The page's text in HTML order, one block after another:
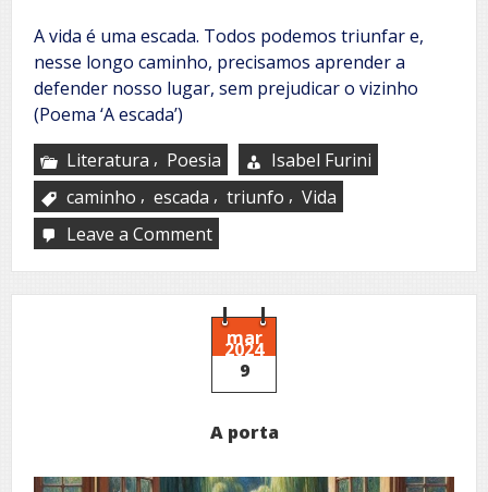
A vida é uma escada. Todos podemos triunfar e,
nesse longo caminho, precisamos aprender a
defender nosso lugar, sem prejudicar o vizinho
(Poema ‘A escada’)
Literatura , Poesia
Isabel Furini
caminho , escada , triunfo , Vida
Leave a Commenton
escada
mar
2024
9
A porta